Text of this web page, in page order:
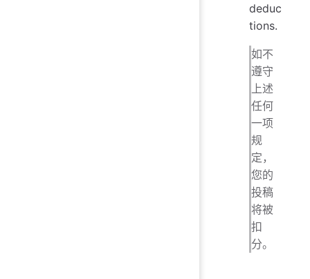
deduc
tions.
如不
遵守
上述
任何
一项
规
定，
您的
投稿
将被
扣
分。